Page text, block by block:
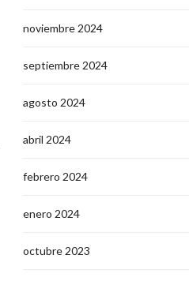
noviembre 2024
septiembre 2024
agosto 2024
abril 2024
febrero 2024
enero 2024
octubre 2023